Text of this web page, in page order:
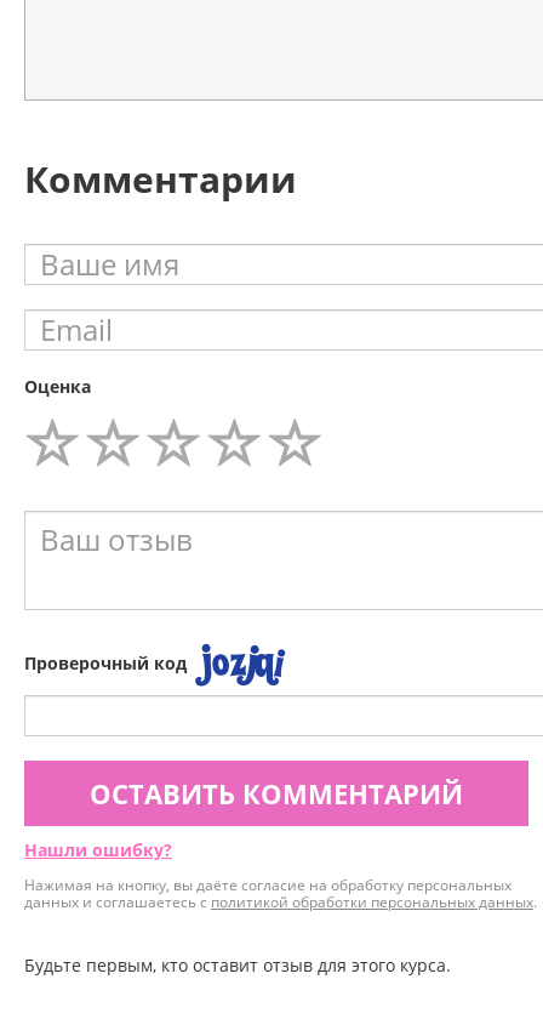
Комментарии
Оценка
Проверочный код
ОСТАВИТЬ КОММЕНТАРИЙ
Нашли ошибку?
Нажимая на кнопку, вы даёте согласие на обработку персональных
данных и соглашаетесь с политикой обработки персональных данных.
Будьте первым, кто оставит отзыв для этого курса.